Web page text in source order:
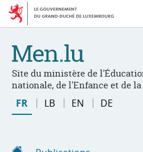
Aller
navigation
Aller
au
Site du ministère de
nationale, de l'Enfance et de
Changer
de
FR LB EN DE